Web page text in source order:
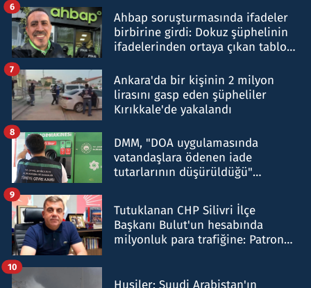
Ahbap soruşturmasında ifadeler
birbirine girdi: Dokuz şüphelinin
ifadelerinden ortaya çıkan tablo
6
Ankara'da bir kişinin 2 milyon
lirasını gasp eden şüpheliler
Kırıkkale'de yakalandı
7
DMM, "DOA uygulamasında
vatandaşlara ödenen iade
tutarlarının düşürüldüğü"
8
Tutuklanan CHP Silivri İlçe
Başkanı Bulut'un hesabında
milyonluk para trafiğine: Patron
9
Husiler: Suudi Arabistan'ın
10